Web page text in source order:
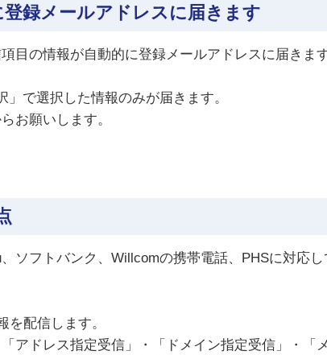
登録メールアドレスに届きます
目の情報が自動的に登録メールアドレスに届きます
で選択した情報のみが届きます。
お願いします。
ソフトバンク、Willcomの携帯電話、PHSに対応
配信します。
アドレス指定受信」・「ドメイン指定受信」・「